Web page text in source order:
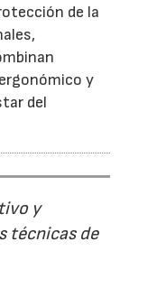
de la
y
del
y
técnicas de